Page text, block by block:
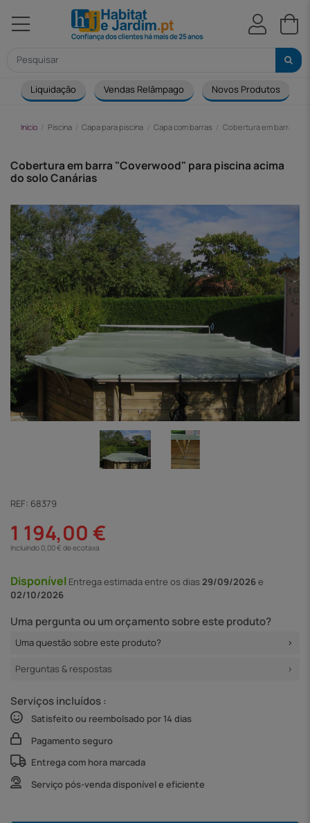
Liquidação Vendas Relâmpago Novos Produtos
Início Piscina Capa para piscina Capa com barras Cobertura em barra
Cobertura em barra "Coverwood" para piscina acima
do solo Canárias
REF: 68379
1 194,00 €
Incluindo 0,00 € de ecotaxa
Disponível Entregaestimada entre os dias 29/09/2026e
02/10/2026
Uma pergunta ou um orçamento sobre este produto?
Uma questão sobre este produto?
Perguntas & respostas
Serviços incluídos :
Satisfeito ou reembolsado por 14 dias
Pagamento seguro
Entrega com hora marcada
Serviço pós-venda disponível e eficiente